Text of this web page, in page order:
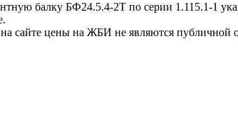
балку БФ24.5.4-2Т по серии 1.115.1-1
сайте цены на ЖБИ не являются публичной